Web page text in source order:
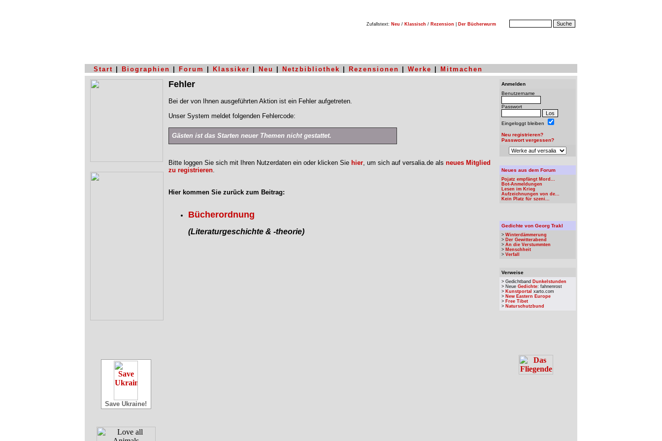
Zufallstext: Neu / Klassisch / Rezension Der Bücherwurm
Start Biographien Forum Klassiker Neu Netzbibliothek Rezensionen Werke Mitmachen
Save Ukraine!
Fehler
Bei der von Ihnen ausgeführten Aktion ist ein Fehler aufgetreten.
Unser System meldet folgenden Fehlercode:
Gästen ist das Starten neuer Themen nicht gestattet.
Bitte loggen Sie sich mit Ihren Nutzerdaten ein oder klicken Sie hier, um sich auf versalia.de als neues Mitglied
zu registrieren.
Hier kommen Sie zurück zum Beitrag:
Bücherordnung
(Literaturgeschichte & -theorie)
Anmelden
Benutzername
Passwort
Eingeloggt bleiben
Neu registrieren?
Passwort vergessen?
Neues aus dem Forum
Pojatz empfängt Mord...
Bot-Anmeldungen
Lesen im Krieg
Aufzeichnungen von de...
Kein Platz für szeni...
Gedichte von Georg Trakl
> Winterdämmerung
> Der Gewitterabend
> An die Verstummten
> Menschheit
> Verfall
Verweise
> Gedichtband Dunkelstunden
> Neue Gedichte: fahnenrost
> Kunstportal xarto.com
> New Eastern Europe
> Free Tibet
> Naturschutzbund